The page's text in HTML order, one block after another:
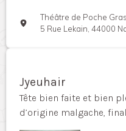
Théâtre de Poche
5 Rue Lekain, 44000
Jyeuhair
Tête bien faite et bien
d’origine malgache,